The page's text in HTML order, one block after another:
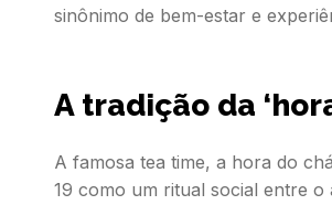
sinônimo de bem-estar e
A tradição da
A famosa tea time, a hora do
19 como um ritual social entre o